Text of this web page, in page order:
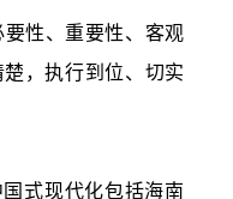
性、重要性、客观
，执行到位、切实
式现代化包括海南